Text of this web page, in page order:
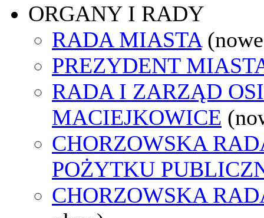
ORGANY I RADY
RADA MIASTA
PREZYDENT
RADA I ZARZĄD
MACIEJKOWICE
CHORZOWSKA
POŻYTKU
CHORZOWSKA